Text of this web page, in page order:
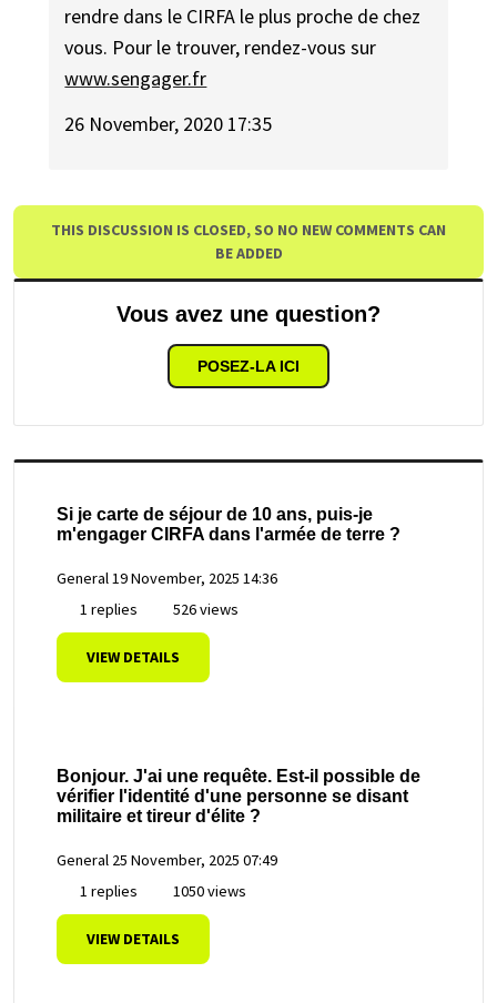
rendre dans le CIRFA le plus proche de chez
vous. Pour le trouver, rendez-vous sur
www.sengager.fr
26 November, 2020 17:35
THIS DISCUSSION IS CLOSED, SO NO NEW COMMENTS CAN
BE ADDED
Vous avez une question?
POSEZ-LA ICI
Si je carte de séjour de 10 ans, puis-je
m'engager CIRFA dans l'armée de terre ?
General19 November, 2025 14:36
1 replies
526 views
VIEW DETAILS
Bonjour. J'ai une requête. Est-il possible de
vérifier l'identité d'une personne se disant
militaire et tireur d'élite ?
General 25 November, 2025 07:49
1 replies
1050 views
VIEW DETAILS